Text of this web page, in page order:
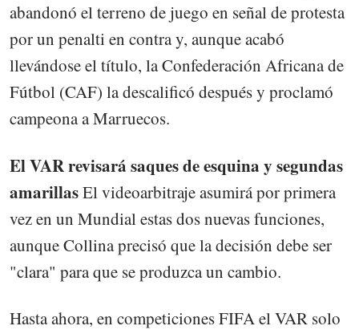
abandonó el terreno de juego en señal de protesta
por un penalti en contra y, aunque acabó
llevándose el título, la Confederación Africana de
Fútbol (CAF) la descalificó después y proclamó
campeona a Marruecos.
El VAR revisará saques de esquina y segundas
amarillasEl videoarbitraje asumirá por primera
vez en un Mundial estas dos nuevas funciones,
aunque Collina precisó que la decisión debe ser
"clara" para que se produzca un cambio.
Hasta ahora, en competiciones FIFA el VAR solo